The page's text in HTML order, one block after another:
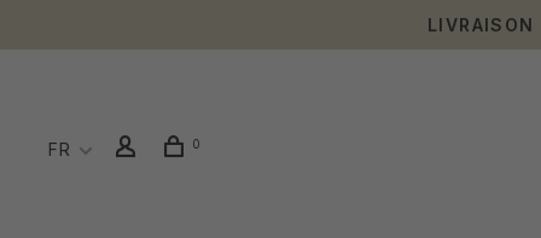
LIVRAISON
FR 0